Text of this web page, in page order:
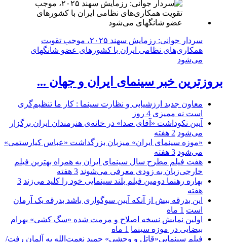
سردار جوانی: رزمایش سهند ۲۰۲۵، موجب تقویت
همکاری‌های نظامی ایران با کشور‌های عضو شانگهای
می‌شود
بروزترین خبر سینمای ایران و جهان ...
معاون جدید ارزشیابی و نظارت سینما : کار ما تنظیم‌گری
است نه ممیزی 4 روز
آیین نکوداشت «آقای صدا» در خانه‌ی هنرمندان ایران برگزار
می‌شود 2 هفته
«موزه سینمای ایران» میزبان بزرگداشت «عباس کیارستمی»
می‌شود 3 هفته
هفت فیلم مطرح سال سینمای ایران به همراه بهترین فیلم
خارجی‌زبان به زودی معرفی می‌شوند 3 هفته
بهاره رهنما دومین فیلم بلند سینمایی خود را کلید می‌زند 3
هفته
این بدرقه بیش از آنکه آیین سوگواری باشد بدرقه یک آرمان
است 1 ماه
اولین نمایش نسخه اصلاح و مرمت شده «سگ کشی» بهرام
بیضایی در موزه سینما 1 ماه
فیلم سینمایی«قاتل و وحشیِ» حمید نعمت‌الله به آلمان رفت/